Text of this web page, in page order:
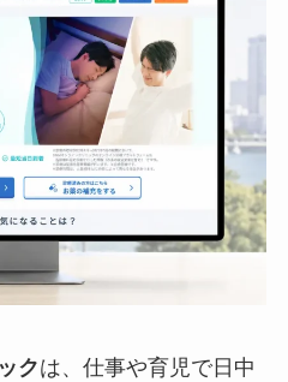
クは、仕事や育児で日中